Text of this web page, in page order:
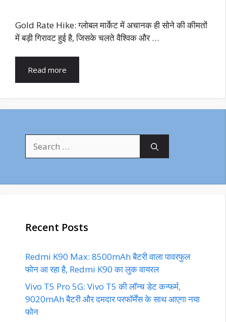
Gold Rate Hike: ग्लोबल मार्केट में अचानक ही सोने की कीमतों
में बड़ी गिरावट हुई है, जिसके चलते वैश्विक और …
Read more
for:
Recent Posts
Redmi K90 Max: 8500mAh बैटरी वाला पावरफुल
फोन आ रहा है, Redmi K90 का लुक वायरल
Vivo T5 Pro 5G: Vivo T5 की लॉन्च डेट कन्फर्म,
9020mAh बैटरी और दमदार परफॉर्मेंस के साथ आएगा नया
फोन